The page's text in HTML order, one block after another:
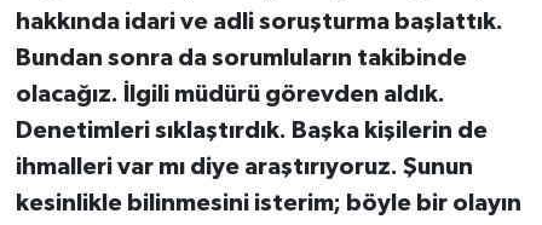
hakkında idari ve adli soruşturma başlattık.
Bundan sonra da sorumluların takibinde
olacağız. İlgili müdürü görevden aldık.
Denetimleri sıklaştırdık. Başka kişilerin de
ihmalleri var mı diye araştırıyoruz. Şunun
kesinlikle bilinmesini isterim; böyle bir olayın